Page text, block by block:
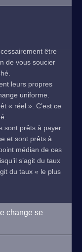
être
de vous soucier
leurs propres
uniforme.
« réel ». C’est ce
sont prêts à payer
et sont prêts à
médian de ces
s’agit du taux
du taux « le plus
change se